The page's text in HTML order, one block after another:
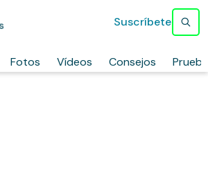
Fotos Vídeos Consejos
Suscríbete